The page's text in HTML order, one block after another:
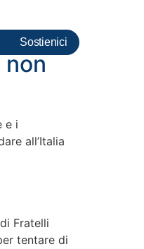
Sostienici
non
e i
all’Italia
Fratelli
tentare di